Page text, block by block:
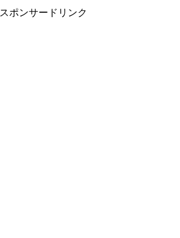
スポンサードリンク